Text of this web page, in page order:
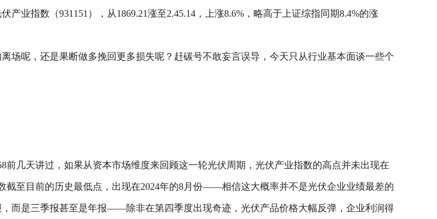
业指数（931151），从1869.21涨至2.45.14，上涨8.6%，略高于上证综指同期8.4%的涨
场呢，还是果断做多挽回更多损失呢？赶碳号不敢妄言误导，今天只从行业基本面谈一些个
前几天讲过，如果从资本市场维度来回顾这一轮光伏周期，光伏产业指数的高点并未出现在
截至目前的历史最低点，出现在2024年的8月份——相信这大概率并不是光伏企业业绩最差的
而是三季报甚至是年报——除非在第四季度出现奇迹，光伏产品价格大幅反弹，企业利润得